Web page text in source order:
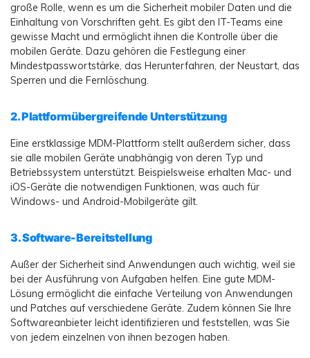
große Rolle, wenn es um die Sicherheit mobiler Daten und die
Einhaltung von Vorschriften geht. Es gibt den IT-Teams eine
gewisse Macht und ermöglicht ihnen die Kontrolle über die
mobilen Geräte. Dazu gehören die Festlegung einer
Mindestpasswortstärke, das Herunterfahren, der Neustart, das
Sperren und die Fernlöschung.
2. Plattformübergreifende Unterstützung
Eine erstklassige MDM-Plattform stellt außerdem sicher, dass
sie alle mobilen Geräte unabhängig von deren Typ und
Betriebssystem unterstützt. Beispielsweise erhalten Mac- und
iOS-Geräte die notwendigen Funktionen, was auch für
Windows- und Android-Mobilgeräte gilt.
3. Software-Bereitstellung
Außer der Sicherheit sind Anwendungen auch wichtig, weil sie
bei der Ausführung von Aufgaben helfen. Eine gute MDM-
Lösung ermöglicht die einfache Verteilung von Anwendungen
und Patches auf verschiedene Geräte. Zudem können Sie Ihre
Softwareanbieter leicht identifizieren und feststellen, was Sie
von jedem einzelnen von ihnen bezogen haben.